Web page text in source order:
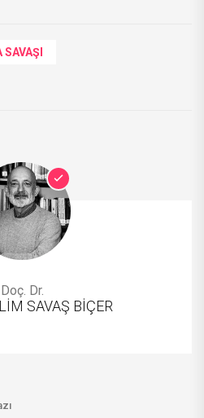
Doç. Dr.
SAVAŞ BİÇER